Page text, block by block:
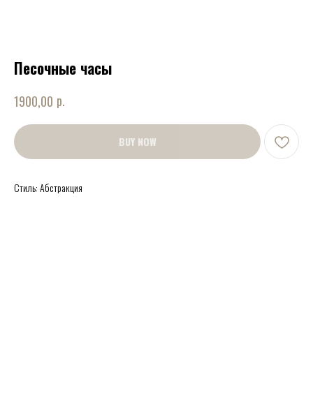
Песочные часы
1900,00 р.
BUY NOW
Стиль: Абстракция